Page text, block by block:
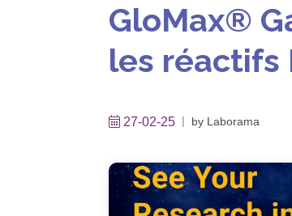
GloMax®
les réactifs
27-02-25 by Laborama